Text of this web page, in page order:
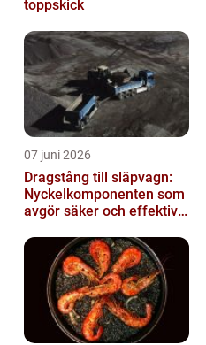
toppskick
07 juni 2026
Dragstång till släpvagn:
Nyckelkomponenten som
avgör säker och effektiv